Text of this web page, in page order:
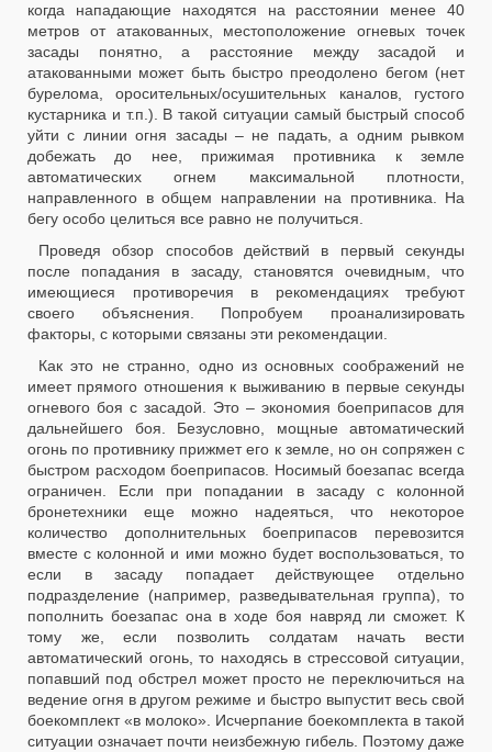
когда нападающие находятся на расстоянии менее 40
метров от атакованных, местоположение огневых точек
засады понятно, а расстояние между засадой и
атакованными может быть быстро преодолено бегом (нет
бурелома, оросительных/осушительных каналов, густого
кустарника и т.п.). В такой ситуации самый быстрый способ
уйти с линии огня засады – не падать, а одним рывком
добежать до нее, прижимая противника к земле
автоматических огнем максимальной плотности,
направленного в общем направлении на противника. На
бегу особо целиться все равно не получиться.
Проведя обзор способов действий в первый секунды
после попадания в засаду, становятся очевидным, что
имеющиеся противоречия в рекомендациях требуют
своего объяснения. Попробуем проанализировать
факторы, с которыми связаны эти рекомендации.
Как это не странно, одно из основных соображений не
имеет прямого отношения к выживанию в первые секунды
огневого боя с засадой. Это – экономия боеприпасов для
дальнейшего боя. Безусловно, мощные автоматический
огонь по противнику прижмет его к земле, но он сопряжен с
быстром расходом боеприпасов. Носимый боезапас всегда
ограничен. Если при попадании в засаду с колонной
бронетехники еще можно надеяться, что некоторое
количество дополнительных боеприпасов перевозится
вместе с колонной и ими можно будет воспользоваться, то
если в засаду попадает действующее отдельно
подразделение (например, разведывательная группа), то
пополнить боезапас она в ходе боя навряд ли сможет. К
тому же, если позволить солдатам начать вести
автоматический огонь, то находясь в стрессовой ситуации,
попавший под обстрел может просто не переключиться на
ведение огня в другом режиме и быстро выпустит весь свой
боекомплект «в молоко». Исчерпание боекомплекта в такой
ситуации означает почти неизбежную гибель. Поэтому даже